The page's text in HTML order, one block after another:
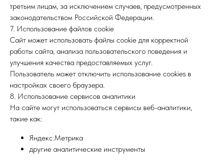
третьим лицам, за исключением случаев, предусмотренных
законодательством Российской Федерации.
7. Использование файлов cookie
Сайт может использовать файлы cookie для корректной
работы сайта, анализа пользовательского поведения и
улучшения качества предоставляемых услуг.
Пользователь может отключить использование cookies в
настройках своего браузера.
8. Использование сервисов аналитики
На сайте могут использоваться сервисы веб-аналитики,
такие как:
Яндекс.Метрика
другие аналитические инструменты